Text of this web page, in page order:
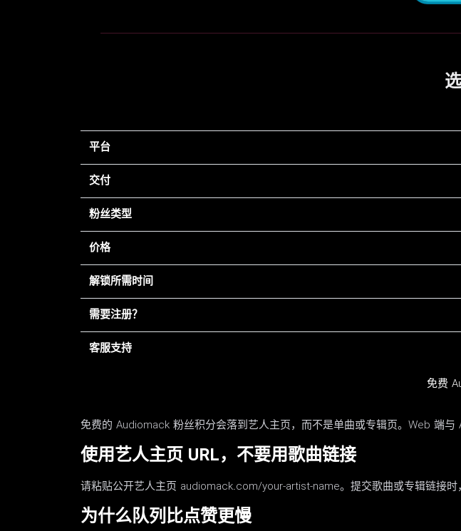
平台
交付
粉丝类型
价格
解锁所需时间
需要注册？
客服支持
免费
免费的 Audiomack 粉丝积分会落到艺人主页，而不是单曲或专辑页。Web 端与
使用艺人主页 URL，不要用歌曲链接
请粘贴公开艺人主页 audiomack.com/your-artist-name。提交歌曲或专辑链接时
为什么队列比点赞更慢